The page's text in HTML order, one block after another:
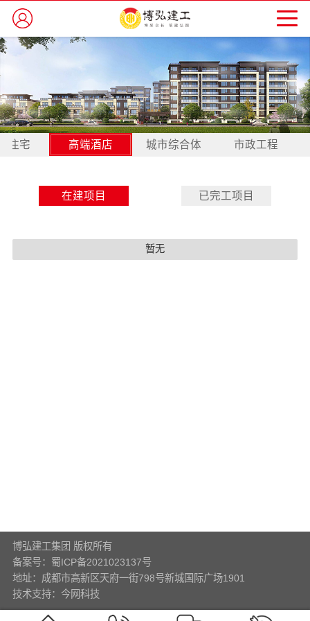
住宅 高端酒店 城市综合体 市政工程
在建项目 已完工项目
暂无
博弘建工集团 版权所有
备案号：蜀ICP备2021023137号
地址：成都市高新区天府一街798号新城国际广场1901
技术支持： 今网科技